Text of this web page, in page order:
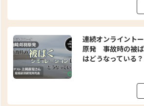
連続オンライント
原発 事故時の被
はどうなっている？